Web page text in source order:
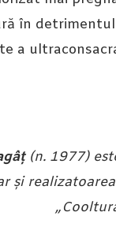
în
a
(n. 1977)
și